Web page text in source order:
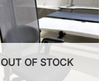
OUT OF STOCK